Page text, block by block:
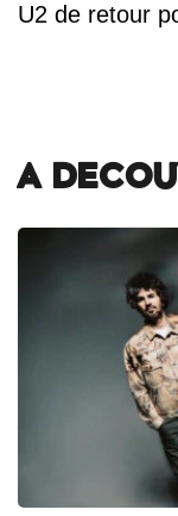
U2 de retour
A